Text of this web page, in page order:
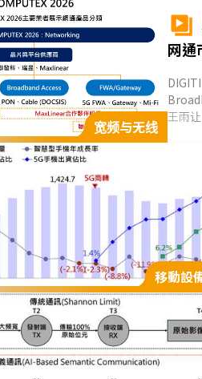
宽频与无线
网通
用網
升，
王雨让
移動設